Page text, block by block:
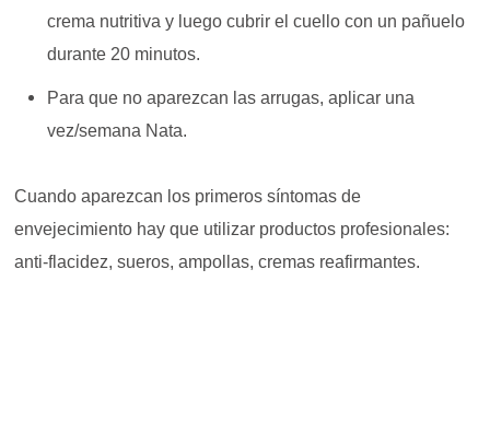
crema nutritiva y luego cubrir el cuello con un pañuelo
durante 20 minutos.
Para que no aparezcan las arrugas, aplicar una
vez/semana Nata.
Cuando aparezcan los primeros síntomas de
envejecimiento hay que utilizar productos profesionales:
anti-flacidez, sueros, ampollas, cremas reafirmantes.